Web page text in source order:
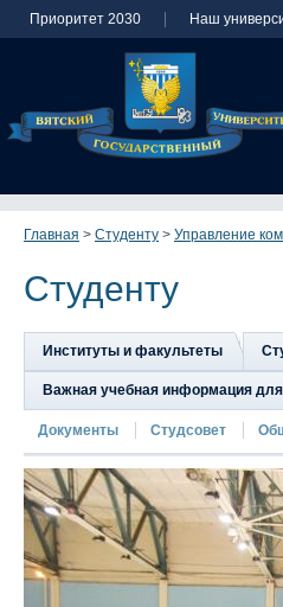
Приоритет 2030 Наш
Главная > Студенту > Управление
Студенту
Институты и факультеты
Важная учебная информация
Документы Студсовет